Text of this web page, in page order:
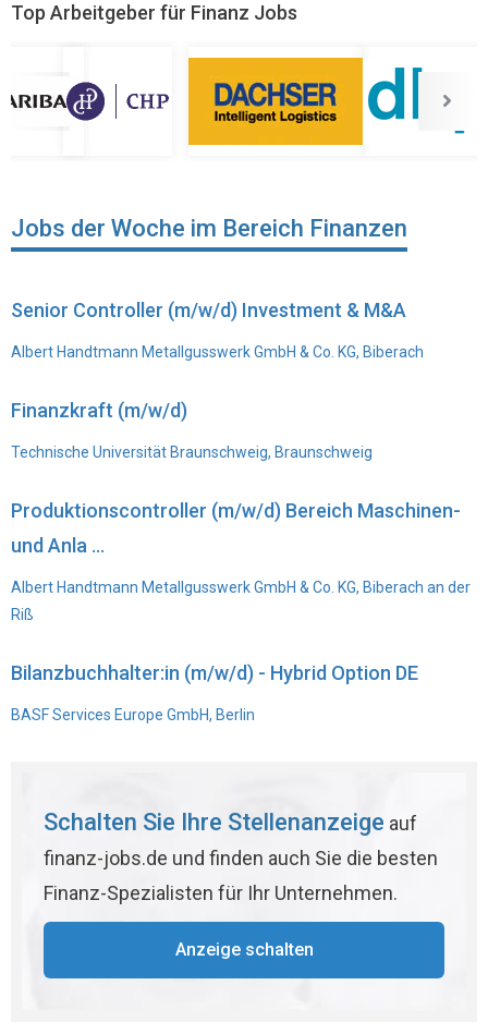
Top Arbeitgeber für Finanz Jobs
Jobs der Woche im Bereich Finanzen
Senior Controller (m/w/d) Investment & M&A
Albert Handtmann Metallgusswerk GmbH & Co. KG, Biberach
Finanzkraft (m/w/d)
Technische Universität Braunschweig, Braunschweig
Produktionscontroller (m/w/d) Bereich Maschinen-
und Anla ...
Albert Handtmann Metallgusswerk GmbH & Co. KG, Biberach an der
Riß
Bilanzbuchhalter:in (m/w/d) - Hybrid Option DE
BASF Services Europe GmbH, Berlin
Schalten Sie Ihre Stellenanzeige auf
finanz-jobs.de und finden auch Sie die besten
Finanz-Spezialisten für Ihr Unternehmen.
Anzeige schalten